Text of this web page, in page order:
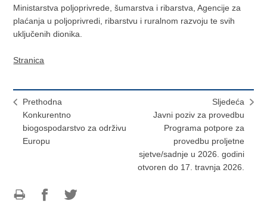
Ministarstva poljoprivrede, šumarstva i ribarstva, Agencije za
plaćanja u poljoprivredi, ribarstvu i ruralnom razvoju te svih
uključenih dionika.
Stranica
Prethodna
Konkurentno
biogospodarstvo za održivu
Europu
Sljedeća
Javni poziv za provedbu
Programa potpore za
provedbu proljetne
sjetve/sadnje u 2026. godini
otvoren do 17. travnja 2026.